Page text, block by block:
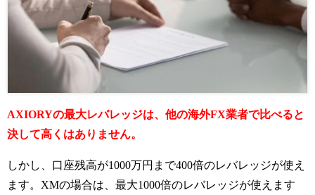
AXIORYの最大レバレッジは、他の海外FX業者で比べると
決して高くはありません。
しかし、口座残高が1000万円まで400倍のレバレッジが使え
ます。 XMの場合は、最大1000倍のレバレッジが使えます